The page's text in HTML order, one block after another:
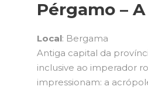
Pérgamo –
Local: Bergama
Antiga capital da
inclusive ao imperador
impressionam: a